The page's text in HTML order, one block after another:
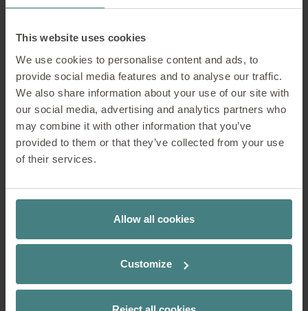
This website uses cookies
We use cookies to personalise content and ads, to
provide social media features and to analyse our traffic.
We also share information about your use of our site with
our social media, advertising and analytics partners who
may combine it with other information that you’ve
provided to them or that they’ve collected from your use
of their services.
Allow all cookies
Customize
perfetta per unʼatmosfera open space. Le discrete
sfumature del crema e del biondo, creando un
ambiente elegante e al contempo informale. Il
rinfrescante contrasto tra colori chiari e caldi crea
un mix variegato di stile classico e fascino moderno,
conferendo agli arredi e agli ambienti una
personalità contemporanea. Alcuni arredi ricordano
lʼambiente di una biblioteca o una libreria, dove i
unʼatmosfera disinvolta e piacevole.